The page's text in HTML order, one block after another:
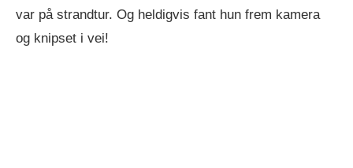
var på strandtur. Og heldigvis fant hun frem kamera
og knipset i vei!